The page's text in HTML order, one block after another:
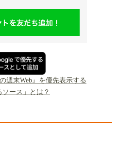
週末Web』を優先表示する
ソース」とは？